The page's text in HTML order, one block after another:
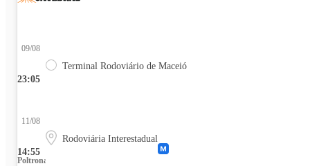
23:05
09/08
Terminal Rodoviário de Maceió
14:55
11/08
Rodoviária Interestadual
Poltrona